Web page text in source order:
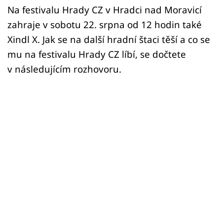
Přihlášení
Sledujte nás
Na festivalu Hrady CZ v Hradci nad Moravicí
zahraje v sobotu 22. srpna od 12 hodin také
Xindl X. Jak se na další hradní štaci těší a co se
mu na festivalu Hrady CZ líbí, se dočtete
v následujícím rozhovoru.